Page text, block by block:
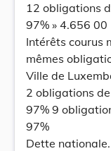
12 obligations
97% » 4.656 00
Intérêts courus
mêmes
Ville de
2 obligations
97% 9
97%
Dette